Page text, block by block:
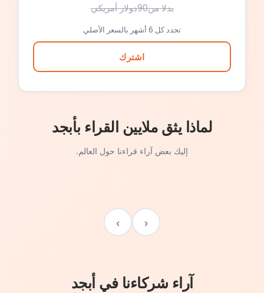
بدلا من90دولار أمريكي
تجدد كل 6 أشهر بالسعر الأصلي
اشترك
لماذا يثق ملايين القراء بأبجد
إليك بعض آراء قراءنا حول العالم.
‹
›
آراء شركاءنا في أبجد